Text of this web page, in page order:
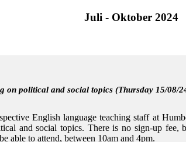
Juli - Oktober 2024
on political and social topics (Thursday 15/08/
English language teaching staff at
and social topics. There is no sign-up fee,
able to attend, between 10am and 4pm.